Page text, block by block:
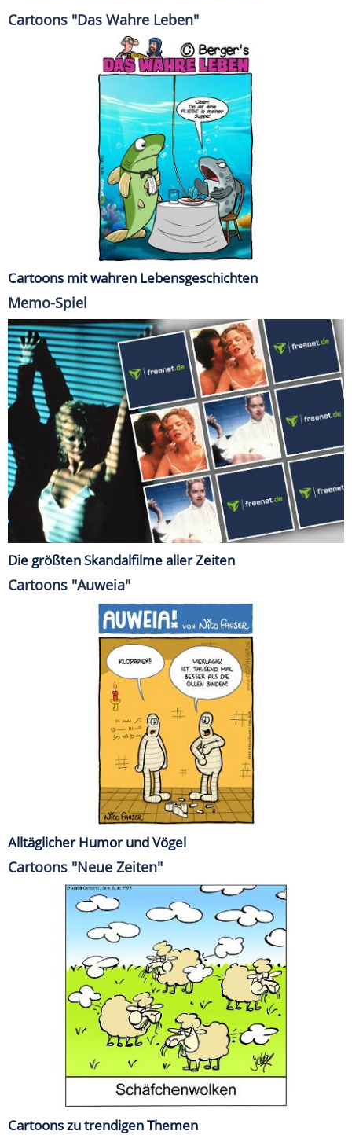
Cartoons "Das Wahre Leben"
Cartoons mit wahren Lebensgeschichten
Memo-Spiel
Die größten Skandalfilme aller Zeiten
Cartoons "Auweia"
Alltäglicher Humor und Vögel
Cartoons "Neue Zeiten"
Cartoons zu trendigen Themen